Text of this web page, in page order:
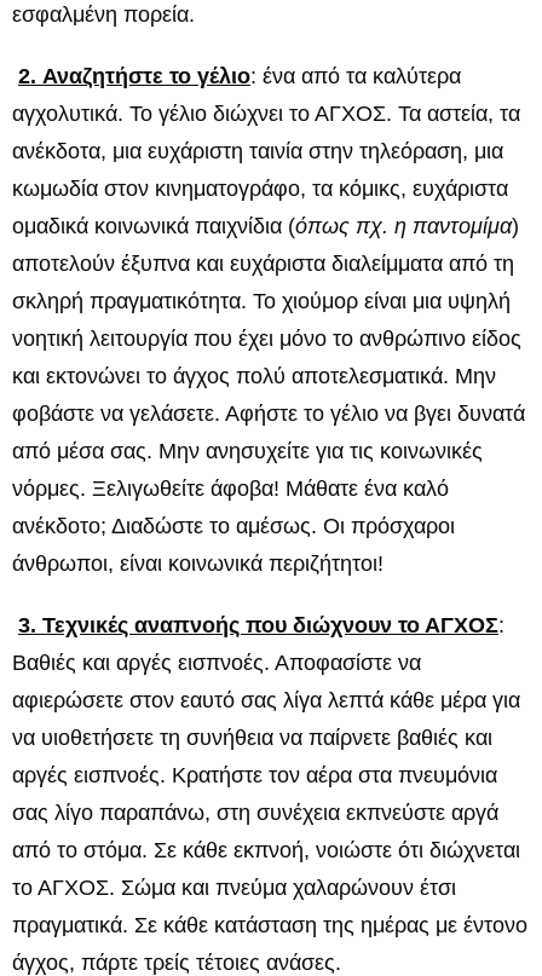
εσφαλμένη πορεία.
2. Αναζητήστε το γέλιο: ένα από τα καλύτερα
αγχολυτικά. Το γέλιο διώχνει το ΑΓΧΟΣ. Τα αστεία, τα
ανέκδοτα, μια ευχάριστη ταινία στην τηλεόραση, μια
κωμωδία στον κινηματογράφο, τα κόμικς, ευχάριστα
ομαδικά κοινωνικά παιχνίδια (όπως πχ. η παντομίμα)
αποτελούν έξυπνα και ευχάριστα διαλείμματα από τη
σκληρή πραγματικότητα. Το χιούμορ είναι μια υψηλή
νοητική λειτουργία που έχει μόνο το ανθρώπινο είδος
και εκτονώνει το άγχος πολύ αποτελεσματικά. Μην
φοβάστε να γελάσετε. Αφήστε το γέλιο να βγει δυνατά
από μέσα σας. Μην ανησυχείτε για τις κοινωνικές
νόρμες. Ξελιγωθείτε άφοβα! Μάθατε ένα καλό
ανέκδοτο; Διαδώστε το αμέσως. Οι πρόσχαροι
άνθρωποι, είναι κοινωνικά περιζήτητοι!
3. Τεχνικές αναπνοής που διώχνουν το ΑΓΧΟΣ:
Βαθιές και αργές εισπνοές. Αποφασίστε να
αφιερώσετε στον εαυτό σας λίγα λεπτά κάθε μέρα για
να υιοθετήσετε τη συνήθεια να παίρνετε βαθιές και
αργές εισπνοές. Κρατήστε τον αέρα στα πνευμόνια
σας λίγο παραπάνω, στη συνέχεια εκπνεύστε αργά
από το στόμα. Σε κάθε εκπνοή, νοιώστε ότι διώχνεται
το ΑΓΧΟΣ. Σώμα και πνεύμα χαλαρώνουν έτσι
πραγματικά. Σε κάθε κατάσταση της ημέρας με έντονο
άγχος, πάρτε τρείς τέτοιες ανάσες.